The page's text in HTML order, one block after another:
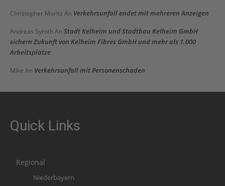
Christopher Moritz An Verkehrsunfall endet mit mehreren Anzeigen
Andreas Syroth An Stadt Kelheim und Stadtbau Kelheim GmbH
sichern Zukunft von Kelheim Fibres GmbH und mehr als 1.000
Arbeitsplätze
Mike An Verkehrsunfall mit Personenschaden
Quick Links
Regional
Niederbayern